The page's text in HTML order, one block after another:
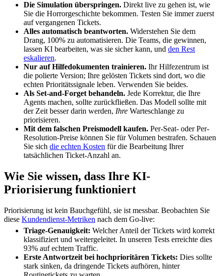
Die Simulation überspringen. Direkt live zu gehen ist, wie
Sie die Horrorgeschichte bekommen. Testen Sie immer zuerst
auf vergangenen Tickets.
Alles automatisch beantworten. Widerstehen Sie dem
Drang, 100% zu automatisieren. Die Teams, die gewinnen,
lassen KI bearbeiten, was sie sicher kann, und den Rest
eskalieren.
Nur auf Hilfedokumenten trainieren. Ihr Hilfezentrum ist
die polierte Version; Ihre gelösten Tickets sind dort, wo die
echten Prioritätssignale leben. Verwenden Sie beides.
Als Set-and-Forget behandeln. Jede Korrektur, die Ihre
Agents machen, sollte zurückfließen. Das Modell sollte mit
der Zeit besser darin werden, Ihre Warteschlange zu
priorisieren.
Mit dem falschen Preismodell kaufen. Per-Seat- oder Per-
Resolution-Preise können Sie für Volumen bestrafen. Schauen
Sie sich die echten Kosten für die Bearbeitung Ihrer
tatsächlichen Ticket-Anzahl an.
Wie Sie wissen, dass Ihre KI-
Priorisierung funktioniert
Priorisierung ist kein Bauchgefühl, sie ist messbar. Beobachten Sie
diese Kundendienst-Metriken nach dem Go-live:
Triage-Genauigkeit: Welcher Anteil der Tickets wird korrekt
klassifiziert und weitergeleitet. In unseren Tests erreichte dies
93% auf echtem Traffic.
Erste Antwortzeit bei hochprioritären Tickets: Dies sollte
stark sinken, da dringende Tickets aufhören, hinter